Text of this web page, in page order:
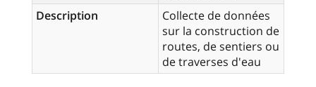
Description
Collecte de données
sur la construction de
routes, de sentiers ou
de traverses d'eau